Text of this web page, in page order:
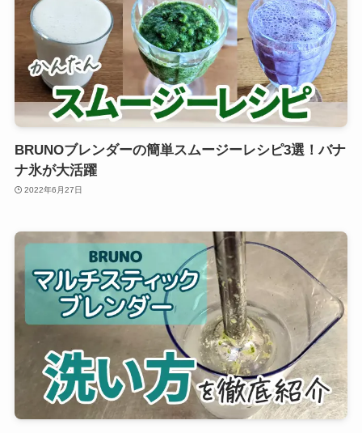
BRUNOブレンダーの簡単スムージーレシピ3選！バナ
ナ氷が大活躍
2022年6月27日